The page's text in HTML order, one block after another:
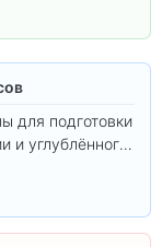
для подготовки
и углублённого